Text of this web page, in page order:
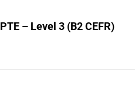
PTE – Level 3 (B2 CEFR)